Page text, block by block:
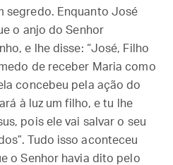
segredo. Enquanto José
o anjo do Senhor
e lhe disse: “José, Filho
de receber Maria como
concebeu pela ação do
à luz um filho, e tu lhe
pois ele vai salvar o seu
Tudo isso aconteceu
o Senhor havia dito pelo